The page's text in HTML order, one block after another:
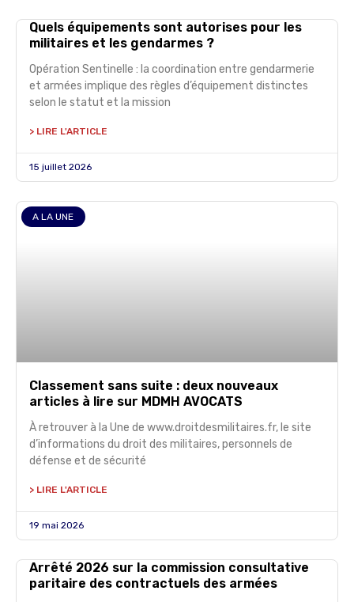
Quels équipements sont autorises pour les
militaires et les gendarmes ?
Opération Sentinelle : la coordination entre gendarmerie
et armées implique des règles d’équipement distinctes
selon le statut et la mission
> LIRE L'ARTICLE
15 juillet 2026
A LA UNE
Classement sans suite : deux nouveaux
articles à lire sur MDMH AVOCATS
À retrouver à la Une de www.droitdesmilitaires.fr, le site
d’informations du droit des militaires, personnels de
défense et de sécurité
> LIRE L'ARTICLE
19 mai 2026
Arrêté 2026 sur la commission consultative
paritaire des contractuels des armées